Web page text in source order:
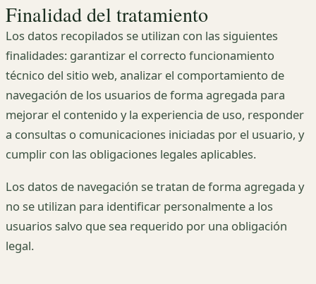
Finalidad del tratamiento
Los datos recopilados se utilizan con las siguientes
finalidades: garantizar el correcto funcionamiento
técnico del sitio web, analizar el comportamiento de
navegación de los usuarios de forma agregada para
mejorar el contenido y la experiencia de uso, responder
a consultas o comunicaciones iniciadas por el usuario, y
cumplir con las obligaciones legales aplicables.
Los datos de navegación se tratan de forma agregada y
no se utilizan para identificar personalmente a los
usuarios salvo que sea requerido por una obligación
legal.